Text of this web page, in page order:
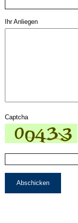
Ihr Anliegen
Captcha
Abschicken